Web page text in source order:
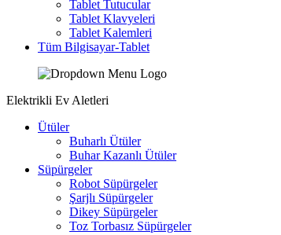
Tablet Tutucular
Tablet Klavyeleri
Tablet Kalemleri
Tüm Bilgisayar-Tablet
Elektrikli Ev Aletleri
Ütüler
Buharlı Ütüler
Buhar Kazanlı Ütüler
Süpürgeler
Robot Süpürgeler
Şarjlı Süpürgeler
Dikey Süpürgeler
Toz Torbasız Süpürgeler